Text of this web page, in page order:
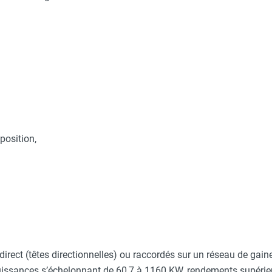
(têtes directionnelles) ou raccordés sur un réseau de